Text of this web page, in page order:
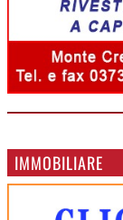
IMMOBILIARE